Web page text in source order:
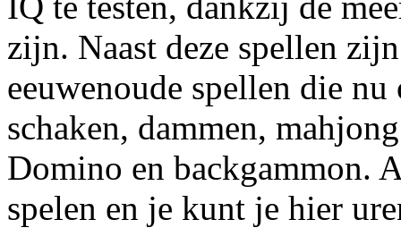
zijn. Naast deze spellen
eeuwenoude spellen die
schaken, dammen,
Domino en backgammon.
spelen en je kunt je hier